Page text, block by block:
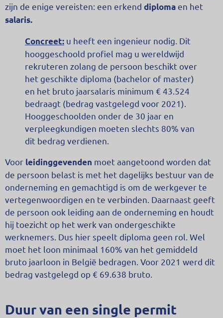
zijn de enige vereisten: een erkend diploma en het
salaris.
Concreet: u heeft een ingenieur nodig. Dit
hooggeschoold profiel mag u wereldwijd
rekruteren zolang de persoon beschikt over
het geschikte diploma (bachelor of master)
en het bruto jaarsalaris minimum € 43.524
bedraagt (bedrag vastgelegd voor 2021).
Hooggeschoolden onder de 30 jaar en
verpleegkundigen moeten slechts 80% van
dit bedrag verdienen.
Voor leidinggevenden moet aangetoond worden dat
de persoon belast is met het dagelijks bestuur van de
onderneming en gemachtigd is om de werkgever te
vertegenwoordigen en te verbinden. Daarnaast geeft
de persoon ook leiding aan de onderneming en houdt
hij toezicht op het werk van ondergeschikte
werknemers. Dus hier speelt diploma geen rol. Wel
moet het loon minimaal 160% van het gemiddeld
bruto jaarloon in België bedragen. Voor 2021 werd dit
bedrag vastgelegd op € 69.638 bruto.
Duur van een single permit